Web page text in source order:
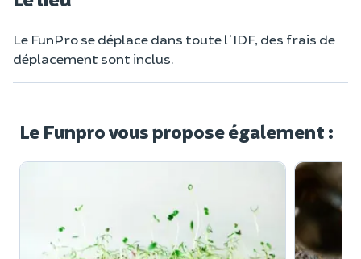
Le FunPro se déplace dans toute l'IDF, des frais de
déplacement sont inclus.
Le Funpro vous propose également :